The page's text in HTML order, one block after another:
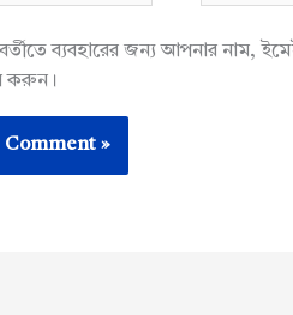
ব্যবহারের জন্য আপনার নাম,
করুন।